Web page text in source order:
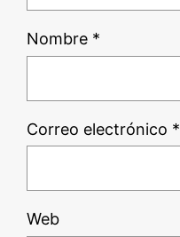
Nombre *
Correo electrónico *
Web